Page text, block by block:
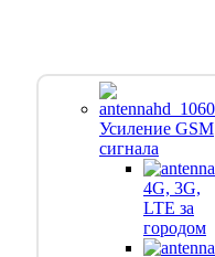
Усиление GSM
сигнала
4G, 3G,
LTE за
городом